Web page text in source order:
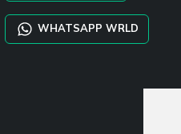
WHATSAPP WRLD